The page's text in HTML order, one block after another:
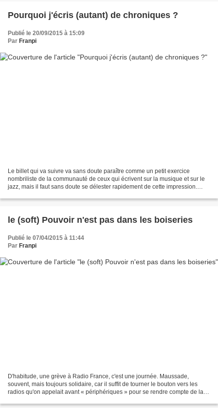
Pourquoi j'écris (autant) de chroniques ?
Publié le 20/09/2015 à 15:09
Par Franpi
Le billet qui va suivre va sans doute paraître comme un petit exercice
nombriliste de la communauté de ceux qui écrivent sur la musique et sur le
jazz, mais il faut sans doute se délester rapidement de cette impression.
le (soft) Pouvoir n'est pas dans les boiseries
Publié le 07/04/2015 à 11:44
Par Franpi
D'habitude, une grève à Radio France, c'est une journée. Maussade,
souvent, mais toujours solidaire, car il suffit de tourner le bouton vers les
radios qu'on appelait avant « périphériques » pour se rendre compte de la